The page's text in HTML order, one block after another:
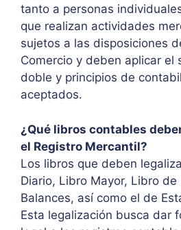
tanto a personas
que realizan actividades
sujetos a las disposiciones
Comercio y deben aplicar el
doble y principios de
aceptados.
¿Qué libros contables
el Registro Mercantil?
Los libros que deben
Diario, Libro Mayor, Libro de
Balances, así como el de
Esta legalización busca dar